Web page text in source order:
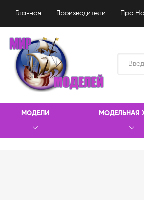
Главная Производители Про
МОДЕЛИ МОДЕЛЬНАЯ